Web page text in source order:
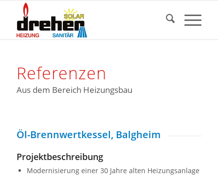
Referenzen
Aus dem Bereich Heizungsbau
Öl-Brennwertkessel, Balgheim
Projektbeschreibung
Modernisierung einer 30 Jahre alten Heizungsanlage